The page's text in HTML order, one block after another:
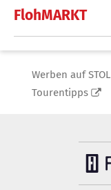
FlohMARKT
Werben auf STOL
Tourentipps